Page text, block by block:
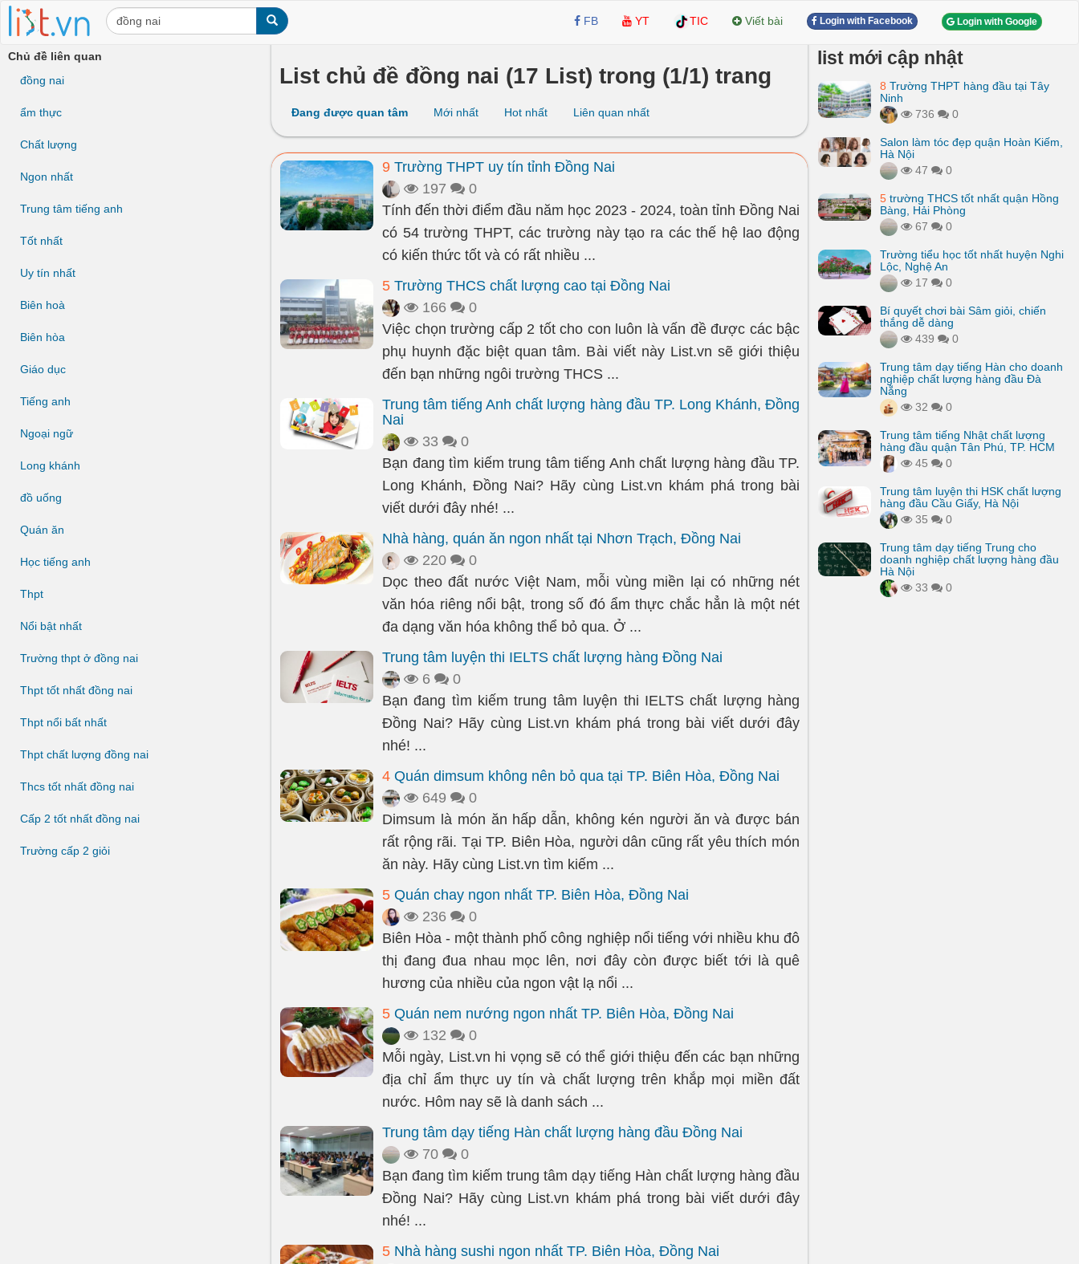
FB YT TIC Viết bài Login with Facebook Login with Google
Chủ đề liên quan
đồng nai
ẩm thực
Chất lượng
Ngon nhất
Trung tâm tiếng anh
Tốt nhất
Uy tín nhất
Biên hoà
Biên hòa
Giáo dục
Tiếng anh
Ngoại ngữ
Long khánh
đồ uống
Quán ăn
Học tiếng anh
Thpt
Nổi bật nhất
Trường thpt ở đồng nai
Thpt tốt nhất đồng nai
Thpt nổi bất nhất
Thpt chất lượng đồng nai
Thcs tốt nhất đồng nai
Cấp 2 tốt nhất đồng nai
Trường cấp 2 giỏi
List chủ đề đồng nai (17 List) trong (1/1) trang
Đang được quan tâm Mới nhất Hot nhất Liên quan nhất
9 Trường THPT uy tín tỉnh Đồng Nai
197
0
Tính đến thời điểm đầu năm học 2023 - 2024, toàn tỉnh Đồng Nai
có 54 trường THPT, các trường này tạo ra các thế hệ lao động
có kiến thức tốt và có rất nhiều ...
5 Trường THCS chất lượng cao tại Đồng Nai
166
0
Việc chọn trường cấp 2 tốt cho con luôn là vấn đề được các bậc
phụ huynh đặc biệt quan tâm. Bài viết này List.vn sẽ giới thiệu
đến bạn những ngôi trường THCS ...
Trung tâm tiếng Anh chất lượng hàng đầu TP. Long Khánh, Đồng
Nai
33
0
Bạn đang tìm kiếm trung tâm tiếng Anh chất lượng hàng đầu TP.
Long Khánh, Đồng Nai? Hãy cùng List.vn khám phá trong bài
viết dưới đây nhé! ...
Nhà hàng, quán ăn ngon nhất tại Nhơn Trạch, Đồng Nai
220
0
Dọc theo đất nước Việt Nam, mỗi vùng miền lại có những nét
văn hóa riêng nổi bật, trong số đó ẩm thực chắc hẳn là một nét
đa dạng văn hóa không thể bỏ qua. Ở ...
Trung tâm luyện thi IELTS chất lượng hàng Đồng Nai
6
0
Bạn đang tìm kiếm trung tâm luyện thi IELTS chất lượng hàng
Đồng Nai? Hãy cùng List.vn khám phá trong bài viết dưới đây
nhé! ...
4 Quán dimsum không nên bỏ qua tại TP. Biên Hòa, Đồng Nai
649
0
Dimsum là món ăn hấp dẫn, không kén người ăn và được bán
rất rộng rãi. Tại TP. Biên Hòa, người dân cũng rất yêu thích món
ăn này. Hãy cùng List.vn tìm kiếm ...
5 Quán chay ngon nhất TP. Biên Hòa, Đồng Nai
236
0
Biên Hòa - một thành phố công nghiệp nổi tiếng với nhiều khu đô
thị đang đua nhau mọc lên, nơi đây còn được biết tới là quê
hương của nhiều của ngon vật lạ nổi ...
5 Quán nem nướng ngon nhất TP. Biên Hòa, Đồng Nai
132
0
Mỗi ngày, List.vn hi vọng sẽ có thể giới thiệu đến các bạn những
địa chỉ ẩm thực uy tín và chất lượng trên khắp mọi miền đất
nước. Hôm nay sẽ là danh sách ...
Trung tâm dạy tiếng Hàn chất lượng hàng đầu Đồng Nai
70
0
Bạn đang tìm kiếm trung tâm dạy tiếng Hàn chất lượng hàng đầu
Đồng Nai? Hãy cùng List.vn khám phá trong bài viết dưới đây
nhé! ...
5 Nhà hàng sushi ngon nhất TP. Biên Hòa, Đồng Nai
list mới cập nhật
8 Trường THPT hàng đầu tại Tây
Ninh
736
0
Salon làm tóc đẹp quận Hoàn Kiếm,
Hà Nội
47
0
5 trường THCS tốt nhất quận Hồng
Bàng, Hải Phòng
67
0
Trường tiểu học tốt nhất huyện Nghi
Lộc, Nghệ An
17
0
Bí quyết chơi bài Sâm giỏi, chiến
thắng dễ dàng
439
0
Trung tâm dạy tiếng Hàn cho doanh
nghiệp chất lượng hàng đầu Đà
Nẵng
32
0
Trung tâm tiếng Nhật chất lượng
hàng đầu quận Tân Phú, TP. HCM
45
0
Trung tâm luyện thi HSK chất lượng
hàng đầu Cầu Giấy, Hà Nội
35
0
Trung tâm dạy tiếng Trung cho
doanh nghiệp chất lượng hàng đầu
Hà Nội
33
0